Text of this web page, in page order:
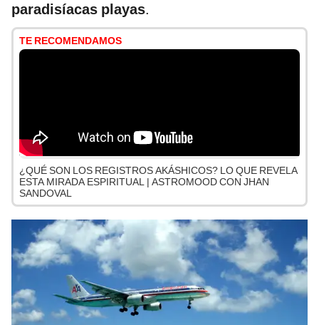
paradisíacas playas.
TE RECOMENDAMOS
¿QUÉ SON LOS REGISTROS AKÁSHICOS? LO QUE REVELA
ESTA MIRADA ESPIRITUAL | ASTROMOOD CON JHAN
SANDOVAL